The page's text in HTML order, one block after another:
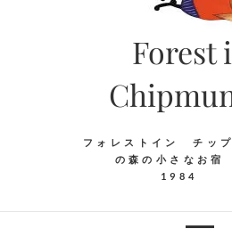
Forest
フォレストイン チッ
の森の小さなお